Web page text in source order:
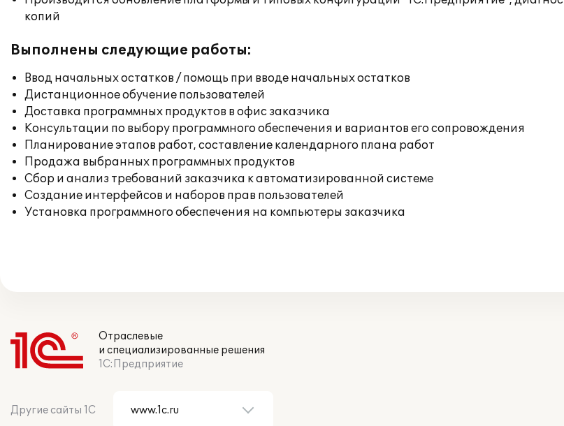
копий
Выполнены следующие работы:
Ввод начальных остатков / помощь при вводе начальных остатков
Дистанционное обучение пользователей
Доставка программных продуктов в офис заказчика
Консультации по выбору программного обеспечения и вариантов его сопровождения
Планирование этапов работ, составление календарного плана работ
Продажа выбранных программных продуктов
Сбор и анализ требований заказчика к автоматизированной системе
Создание интерфейсов и наборов прав пользователей
Установка программного обеспечения на компьютеры заказчика
Отраслевые
и специализированные решения
1С:Предприятие
Другие сайты 1С